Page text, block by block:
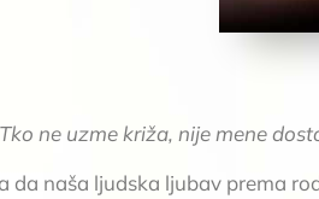
Tko ne uzme križa, nije mene
da naša ljudska ljubav prema